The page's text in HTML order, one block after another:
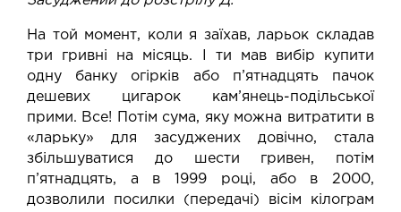
На той момент, коли я заїхав, ларьок складав
три гривні на місяць. І ти мав вибір купити
одну банку огірків або п’ятнадцять пачок
дешевих цигарок кам’янець-подільської
прими. Все! Потім сума, яку можна витратити в
«ларьку» для засуджених довічно, стала
збільшуватися до шести гривен, потім
п’ятнадцять, а в 1999 році, або в 2000,
дозволили посилки (передачі) вісім кілограм